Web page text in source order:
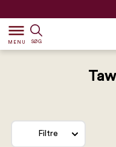
dehaze
MENU SØG
Filtre